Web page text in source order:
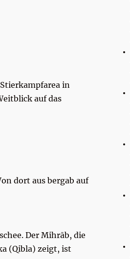
in
auf das
dort aus bergab auf
Der Mihrāb, die
(Qibla) zeigt, ist